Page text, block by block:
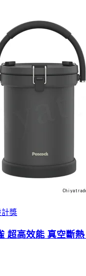
獎
超高效能 真空斷